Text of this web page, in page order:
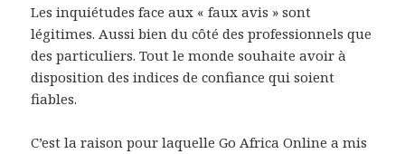
Les inquiétudes face aux « faux avis » sont
légitimes. Aussi bien du côté des professionnels que
des particuliers. Tout le monde souhaite avoir à
disposition des indices de confiance qui soient
fiables.
C’est la raison pour laquelle Go Africa Online a mis